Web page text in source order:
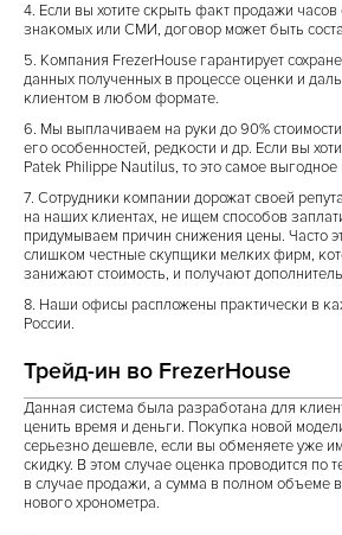
4. Если вы хотите скрыть факт продажи часов
знакомых или СМИ, договор может быть
5. Компания FrezerHouse гарантирует
данных полученных в процессе оценки и
клиентом в любом формате.
6. Мы выплачиваем на руки до 90%
его особенностей, редкости и др. Если вы
Patek Philippe Nautilus, то это самое
7. Сотрудники компании дорожат своей
на наших клиентах, не ищем способов
придумываем причин снижения цены. Часто
слишком честные скупщики мелких фирм,
занижают стоимость, и получают
8. Наши офисы распложены практически в
России.
Трейд-ин во FrezerHouse
Данная система была разработана для
ценить время и деньги. Покупка новой
серьезно дешевле, если вы обменяете уже
скидку. В этом случае оценка проводится по
в случае продажи, а сумма в полном объеме
нового хронометра.